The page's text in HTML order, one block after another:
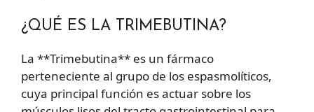
¿QUÉ ES LA TRIMEBUTINA?
La **Trimebutina** es un fármaco
perteneciente al grupo de los espasmolíticos,
cuya principal función es actuar sobre los